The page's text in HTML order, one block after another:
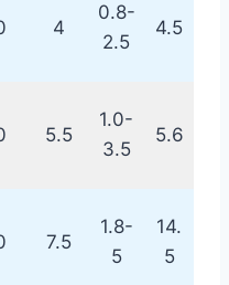
4
0.8-
2.5
4.5
5.5
1.0-
3.5
5.6
7.5
1.8-
5
14.
5